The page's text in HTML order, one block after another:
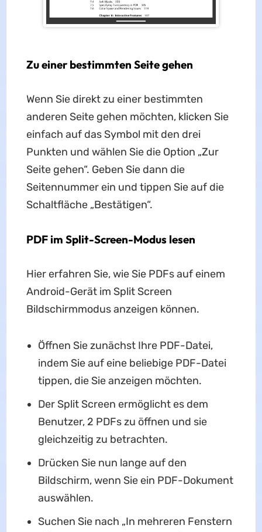
Zu einer bestimmten Seite gehen
Wenn Sie direkt zu einer bestimmten
anderen Seite gehen möchten, klicken Sie
einfach auf das Symbol mit den drei
Punkten und wählen Sie die Option „Zur
Seite gehen“. Geben Sie dann die
Seitennummer ein und tippen Sie auf die
Schaltfläche „Bestätigen“.
PDF im Split-Screen-Modus lesen
Hier erfahren Sie, wie Sie PDFs auf einem
Android-Gerät im Split Screen
Bildschirmmodus anzeigen können.
Öffnen Sie zunächst Ihre PDF-Datei,
indem Sie auf eine beliebige PDF-Datei
tippen, die Sie anzeigen möchten.
Der Split Screen ermöglicht es dem
Benutzer, 2 PDFs zu öffnen und sie
gleichzeitig zu betrachten.
Drücken Sie nun lange auf den
Bildschirm, wenn Sie ein PDF-Dokument
auswählen.
Suchen Sie nach „In mehreren Fenstern